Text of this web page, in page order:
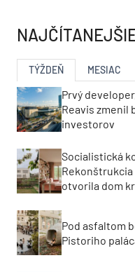
TÝŽDEŇ MESIAC
Prvý
Reavis zmenil
investorov
Socialistická
otvorila dom
Pod asfaltom
Pistoriho